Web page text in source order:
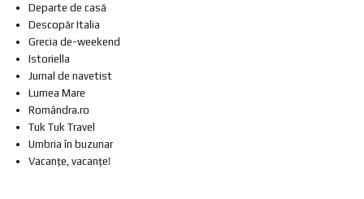
Departe de casă
Descopăr Italia
Grecia de-weekend
Istoriella
Jurnal de navetist
Lumea Mare
Romândra.ro
Tuk Tuk Travel
Umbria în buzunar
Vacanțe, vacanțe!